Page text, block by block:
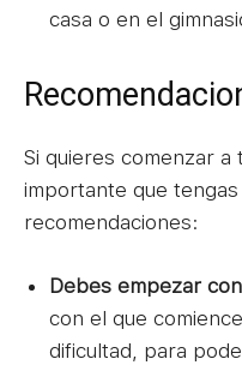
casa o en el
Si quieres comenzar
importante que
recomendaciones:
Debes empezar
con el que
dificultad, para